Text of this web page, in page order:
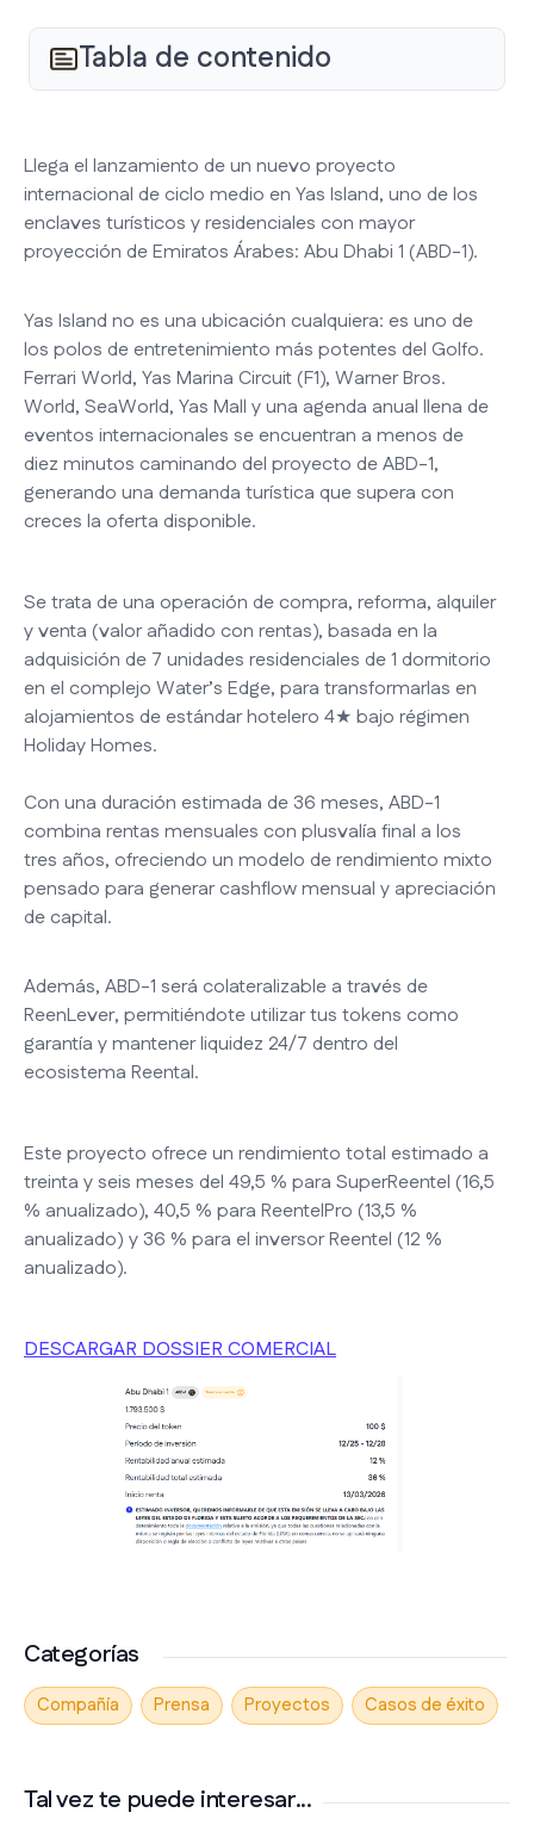
Tabla de contenido
Llega el lanzamiento de un nuevo proyecto
internacional de ciclo medio en Yas Island, uno de los
enclaves turísticos y residenciales con mayor
proyección de Emiratos Árabes: Abu Dhabi 1 (ABD-1).
Yas Island no es una ubicación cualquiera: es uno de
los polos de entretenimiento más potentes del Golfo.
Ferrari World, Yas Marina Circuit (F1), Warner Bros.
World, SeaWorld, Yas Mall y una agenda anual llena de
eventos internacionales se encuentran a menos de
diez minutos caminando del proyecto de ABD-1,
generando una demanda turística que supera con
creces la oferta disponible.
Se trata de una operación de compra, reforma, alquiler
y venta (valor añadido con rentas), basada en la
adquisición de 7 unidades residenciales de 1 dormitorio
en el complejo Water’s Edge, para transformarlas en
alojamientos de estándar hotelero 4★ bajo régimen
Holiday Homes.
Con una duración estimada de 36 meses, ABD-1
combina rentas mensuales con plusvalía final a los
tres años, ofreciendo un modelo de rendimiento mixto
pensado para generar cashflow mensual y apreciación
de capital.
Además, ABD-1 será colateralizable a través de
ReenLever, permitiéndote utilizar tus tokens como
garantía y mantener liquidez 24/7 dentro del
ecosistema Reental.
Este proyecto ofrece un rendimiento total estimado a
treinta y seis meses del 49,5 % para SuperReentel (16,5
% anualizado), 40,5 % para ReentelPro (13,5 %
anualizado) y 36 % para el inversor Reentel (12 %
anualizado).
DESCARGAR DOSSIER COMERCIAL
Categorías
Compañía Prensa Proyectos Casos de éxito
Tal vez te puede interesar...